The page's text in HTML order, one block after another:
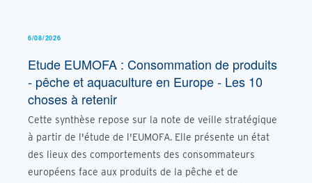
6/08/2026
Etude EUMOFA : Consommation de produits
- pêche et aquaculture en Europe - Les 10
choses à retenir
Cette synthèse repose sur la note de veille stratégique
à partir de l'étude de l'EUMOFA. Elle présente un état
des lieux des comportements des consommateurs
européens face aux produits de la pêche et de